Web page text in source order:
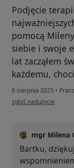
Podjęcie
pomocą
siebie i swoje
lat zacząłem
każdemu,
6 sierpnia 2025 •
w opinii użytkownika
zgłoś nadużycie
mgr Milena
Bartku,